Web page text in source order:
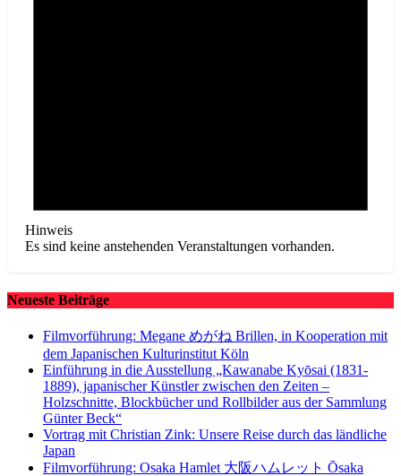
Hinweis
Es sind keine anstehenden Veranstaltungen vorhanden.
Neueste Beiträge
Filmvorführung: Megane めがね Brillen, in Kooperation mit
dem Japanischen Kulturinstitut Köln
Einführung in die Ausstellung „Kawanabe Kyōsai (1831-
1889), japanischer Künstler zwischen den Zeiten –
Holzschnitte, Blockbücher und Rollbilder aus der Sammlung
Günter Beck“
Vortrag mit Christian Zink: Unsere Reise durch das ländliche
Japan
Filmvorführung: Osaka Hamlet 大阪ハムレット Ōsaka